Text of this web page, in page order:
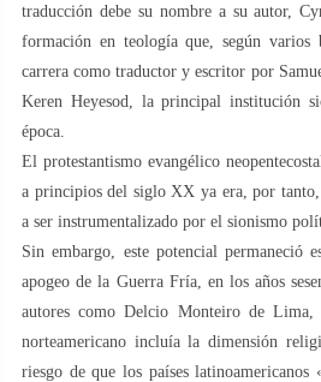
traducción debe su nombre a su autor,
formación en teología que, según varios
carrera como traductor y escritor por
Keren Heyesod, la principal institución
época.
El protestantismo evangélico
a principios del siglo XX ya era, por
a ser instrumentalizado por el sionismo
Sin embargo, este potencial permaneció
apogeo de la Guerra Fría, en los años
autores como Delcio Monteiro de Lima,
norteamericano incluía la dimensión
riesgo de que los países latinoamericanos